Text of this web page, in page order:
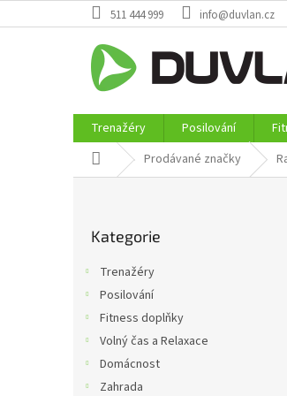
na
511 444 999 info@duvlan.cz
Trenažéry Posilování
Domů Prodávané značky
kategorie
Kategorie
Trenažéry
Posilování
Fitness doplňky
Volný čas a Relaxace
Domácnost
Zahrada